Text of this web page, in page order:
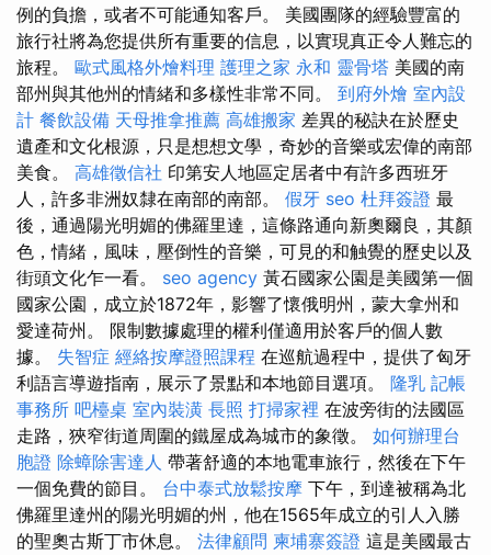
例的負擔，或者不可能通知客戶。 美國團隊的經驗豐富的
旅行社將為您提供所有重要的信息，以實現真正令人難忘的
旅程。 歐式風格外燴料理 護理之家 永和 靈骨塔 美國的南
部州與其他州的情緒和多樣性非常不同。 到府外燴 室內設
計 餐飲設備 天母推拿推薦 高雄搬家 差異的秘訣在於歷史
遺產和文化根源，只是想想文學，奇妙的音樂或宏偉的南部
美食。 高雄徵信社 印第安人地區定居者中有許多西班牙
人，許多非洲奴隸在南部的南部。 假牙 seo 杜拜簽證 最
後，通過陽光明媚的佛羅里達，這條路通向新奧爾良，其顏
色，情緒，風味，壓倒性的音樂，可見的和触覺的歷史以及
街頭文化乍一看。 seo agency 黃石國家公園是美國第一個
國家公園，成立於1872年，影響了懷俄明州，蒙大拿州和
愛達荷州。 限制數據處理的權利僅適用於客戶的個人數
據。 失智症 經絡按摩證照課程 在巡航過程中，提供了匈牙
利語言導遊指南，展示了景點和本地節目選項。 隆乳 記帳
事務所 吧檯桌 室內裝潢 長照 打掃家裡 在波旁街的法國區
走路，狹窄街道周圍的鐵屋成為城市的象徵。 如何辦理台
胞證 除蟑除害達人 帶著舒適的本地電車旅行，然後在下午
一個免費的節目。 台中泰式放鬆按摩 下午，到達被稱為北
佛羅里達州的陽光明媚的州，他在1565年成立的引人入勝
的聖奧古斯丁市休息。 法律顧問 柬埔寨簽證 這是美國最古